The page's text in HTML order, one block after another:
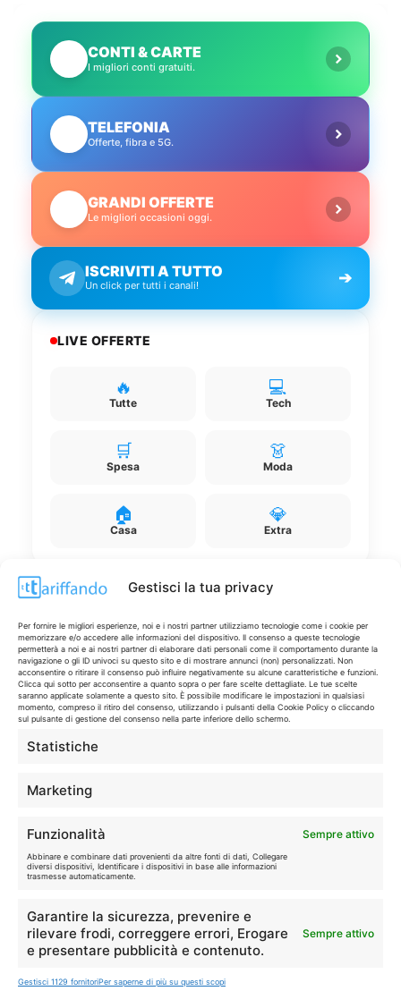
Gestisci la tua privacy
Per fornire le migliori esperienze, noi e i nostri partner utilizziamo tecnologie come i cookie per
memorizzare e/o accedere alle informazioni del dispositivo. Il consenso a queste tecnologie
permetterà a noi e ai nostri partner di elaborare dati personali come il comportamento durante la
navigazione o gli ID univoci su questo sito e di mostrare annunci (non) personalizzati. Non
acconsentire o ritirare il consenso può influire negativamente su alcune caratteristiche e funzioni.
Clicca qui sotto per acconsentire a quanto sopra o per fare scelte dettagliate. Le tue scelte
saranno applicate solamente a questo sito. È possibile modificare le impostazioni in qualsiasi
momento, compreso il ritiro del consenso, utilizzando i pulsanti della Cookie Policy o cliccando
sul pulsante di gestione del consenso nella parte inferiore dello schermo.
Statistiche
Marketing
Funzionalità Sempre attivo
Abbinare e combinare dati provenienti da altre fonti di dati, Collegare
diversi dispositivi, Identificare i dispositivi in base alle informazioni
trasmesse automaticamente.
Garantire la sicurezza, prevenire e
rilevare frodi, correggere errori, Erogare
e presentare pubblicità e contenuto.
Sempre attivo
Gestisci 1129 fornitoriPer saperne di più su questi scopi
CONTI & CARTE
I migliori conti gratuiti.
TELEFONIA
Offerte, fibra e 5G.
GRANDI OFFERTE
Le migliori occasioni oggi.
ISCRIVITI A TUTTO
Un click per tutti i canali! ➔
LIVE OFFERTE
🔥
Tutte
💻
Tech
🛒
Spesa
👗
Moda
🏠
Casa
💎
Extra
Disclaimer
I marchi citati appartengono ai rispettivi proprietari. Le offerte
segnalate possono subire variazioni: verifica sempre le condizioni
Info
In qualità di Affiliato Amazon ed eBay, Tariffando riceve un
guadagno dagli acquisti idonei.